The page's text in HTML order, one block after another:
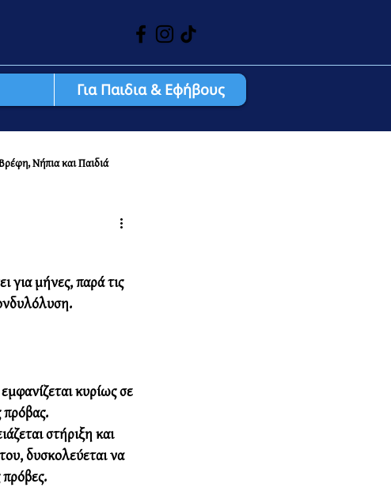
Για Παιδια & Εφήβους
Νήπια και Παιδιά
για μήνες, παρά τις
κυρίως σε
στήριξη και
δυσκολεύεται να
πρόβες.